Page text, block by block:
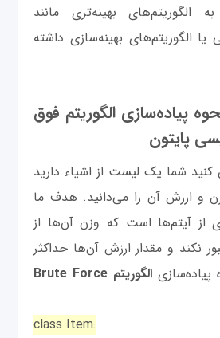
بهینه‌تری مانند
یا الگوریتم‌های بهینه‌سازی داشته
پیاده‌سازی الگوریتم فوق
پایتون
کنید شما یک لیست از اشیاء دارید
و ارزش آن را می‌دانید. هدف ما
از آیتم‌ها است که وزن آن‌ها از
نکند و مقدار ارزش آن‌ها حداکثر
پیاده‌سازیالگوریتم Brute Force
class Item: